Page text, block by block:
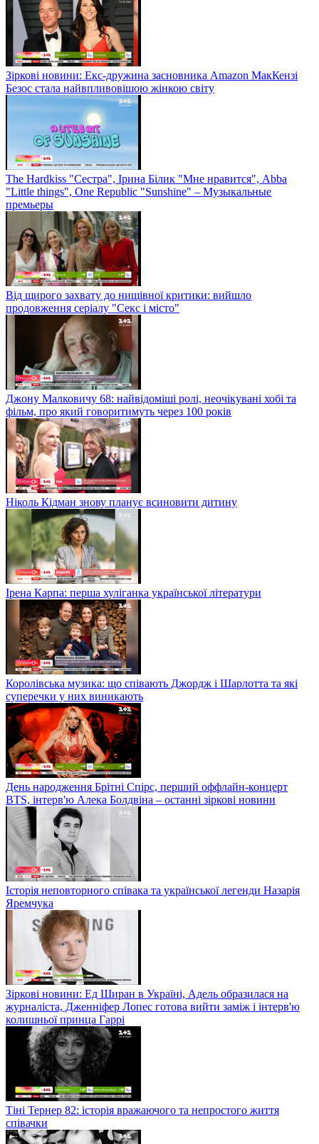
Зіркові новини: Екс-дружина засновника Amazon МакКензі
Безос стала найвпливовішою жінкою світу
The Hardkiss "Сестра", Ірина Білик "Мне нравится", Abba
"Little things", One Republic "Sunshine" – Музыкальные
премьеры
Від щирого захвату до нищівної критики: вийшло
продовження серіалу "Секс і місто"
Джону Малковичу 68: найвідоміші ролі, неочікувані хобі та
фільм, про який говоритимуть через 100 років
Ніколь Кідман знову планує всиновити дитину
Ірена Карпа: перша хуліганка української літератури
Королівська музика: що співають Джордж і Шарлотта та які
суперечки у них виникають
День народження Брітні Спірс, перший оффлайн-концерт
BTS, інтерв'ю Алека Болдвіна – останні зіркові новини
Історія неповторного співака та української легенди Назарія
Яремчука
Зіркові новини: Ед Ширан в Україні, Адель образилася на
журналіста, Дженніфер Лопес готова вийти заміж і інтерв'ю
колишньої принца Гаррі
Тіні Тернер 82: історія вражаючого та непростого життя
співачки